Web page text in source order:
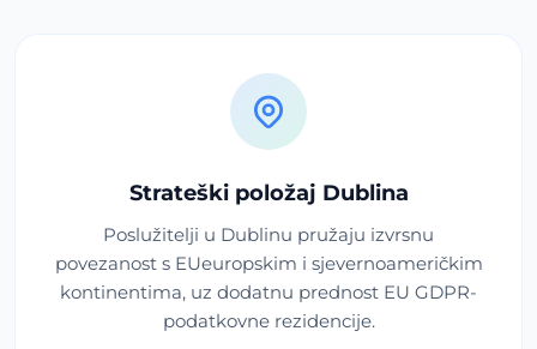
Strateški položaj Dublina
Poslužitelji u Dublinu pružaju izvrsnu
povezanost s EUeuropskim i sjevernoameričkim
kontinentima, uz dodatnu prednost EU GDPR-
podatkovne rezidencije.